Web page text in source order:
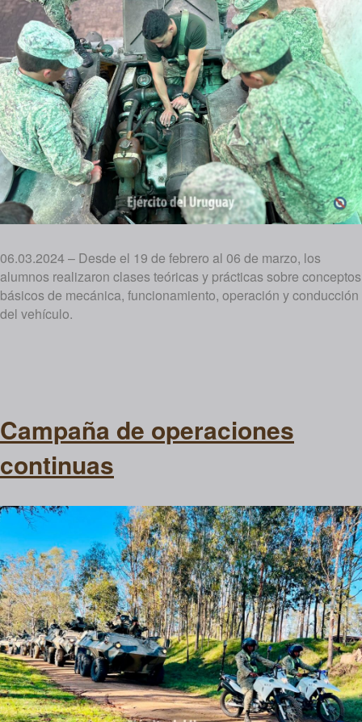
06.03.2024 – Desde el 19 de febrero al 06 de marzo, los
alumnos realizaron clases teóricas y prácticas sobre conceptos
básicos de mecánica, funcionamiento, operación y conducción
del vehículo.
Campaña de operaciones
continuas